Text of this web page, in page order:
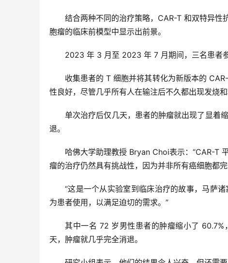
结合两种不同的治疗策略，CAR-T 和双特异性
胞瘤的临床前模型中显示出前景。
2023 年 3 月至 2023 年 7 月期间，三名患者
收集患者的 T 细胞并将其转化为新版本的
性良好，尽管几乎所有人在输注后不久都出现发烧和
单次治疗后仅几天，患者的肿瘤就出现了显着
退。
哈佛大学助理教授 Bryan Choi表示：“CAR-T
瘤的治疗仍然具有挑战性，因为并非所有癌细胞都
“这是一个从实验室到临床治疗的故事，马萨
为患者使用，以满足迫切的需求。”
其中一名 72 岁男性患者的肿瘤缩小了
天，肿瘤就几乎完全消退。